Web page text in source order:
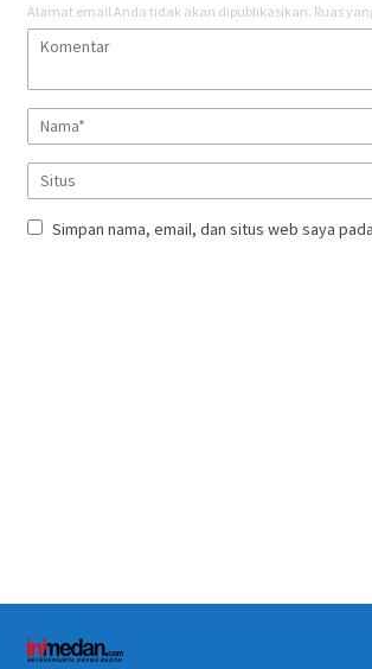
Alamat email Anda tidak akan dipublikasikan. Ruas
Simpan nama, email, dan situs web saya